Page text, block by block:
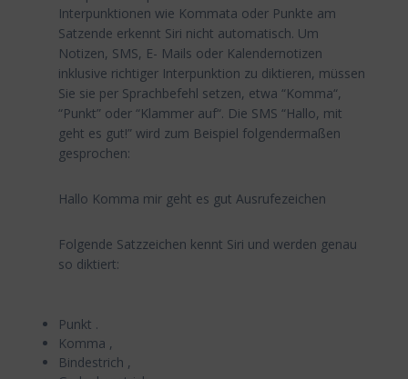
Interpunktionen wie Kommata oder Punkte am
Satzende erkennt Siri nicht automatisch. Um
Notizen, SMS, E- Mails oder Kalendernotizen
inklusive richtiger Interpunktion zu diktieren, müssen
Sie sie per Sprachbefehl setzen, etwa “Komma“,
“Punkt” oder “Klammer auf“. Die SMS “Hallo, mit
geht es gut!” wird zum Beispiel folgendermaßen
gesprochen:
Hallo Komma mir geht es gut Ausrufezeichen
Folgende Satzzeichen kennt Siri und werden genau
so diktiert:
Punkt .
Komma ,
Bindestrich ,